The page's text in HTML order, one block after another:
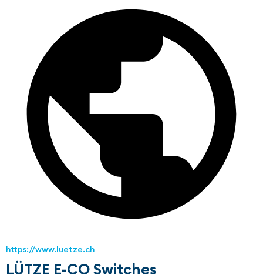
https://www.luetze.ch
LÜTZE E-CO Switches